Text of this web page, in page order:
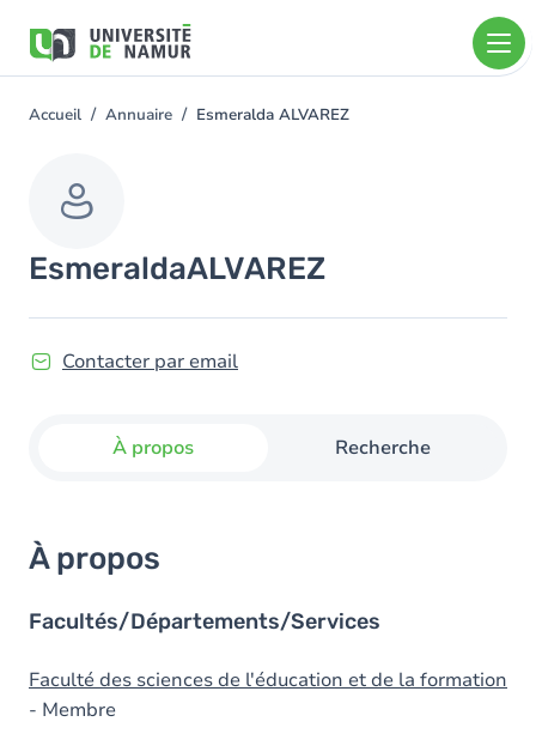
contenu
You
Accueil Annuaire Esmeralda ALVAREZ
EsmeraldaALVAREZ
Contacter par email
À propos Recherche
À propos
Facultés/Départements/Services
Faculté des sciences de l'éducation et de la formation
- Membre